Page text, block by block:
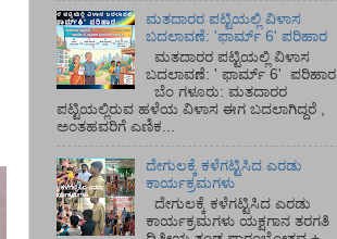
ಮತದಾರರ ಪಟ್ಟಿಯಲ್ಲಿ ವಿಳಾಸ
ಬದಲಾವಣೆ: 'ಫಾರ್ಮ್ 6' ಪರಿಹಾರ
ಮತದಾರರ ಪಟ್ಟಿಯಲ್ಲಿ ವಿಳಾಸ
ಬದಲಾವಣೆ: ' ಫಾರ್ಮ್ 6' ಪರಿಹಾರ
ಬೆಂ ಗಳೂರು: ಮತದಾರರ
ಪಟ್ಟಿಯಲ್ಲಿರುವ ಹಳೆಯ ವಿಳಾಸ ಈಗ ಬದಲಾಗಿದ್ದರೆ ,
ಅಂತಹವರಿಗೆ ಎಣಿಕ...
ದೇಗುಲಕ್ಕೆ ಕಳೆಗಟ್ಟಿಸಿದ ಎರಡು
ಕಾರ್ಯಕ್ರಮಗಳು
ದೇಗುಲಕ್ಕೆ ಕಳೆಗಟ್ಟಿಸಿದ ಎರಡು
ಕಾರ್ಯಕ್ರಮಗಳು ಯಕ್ಷಗಾನ ತರಗತಿ